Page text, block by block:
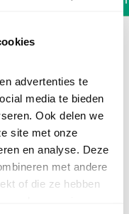
advertenties te
media te bieden
Ook delen we
site met onze
en analyse. Deze
met andere
of die ze hebben